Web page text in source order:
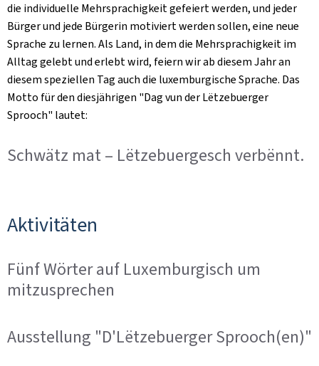
die individuelle Mehrsprachigkeit gefeiert werden, und jeder
Bürger und jede Bürgerin motiviert werden sollen, eine neue
Sprache zu lernen. Als Land, in dem die Mehrsprachigkeit im
Alltag gelebt und erlebt wird, feiern wir ab diesem Jahr an
diesem speziellen Tag auch die luxemburgische Sprache. Das
Motto für den diesjährigen "Dag vun der Lëtzebuerger
Sprooch" lautet:
Schwätz mat – Lëtzebuergesch verbënnt.
Aktivitäten
Fünf Wörter auf Luxemburgisch um
mitzusprechen
Ausstellung "D'Lëtzebuerger Sprooch(en)"